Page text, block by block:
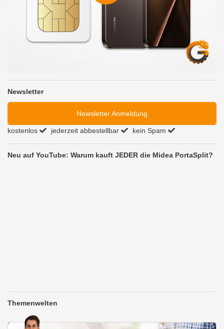
Newsletter
Newsletter Anmeldung
kostenlos jederzeit abbestellbar kein Spam
Neu auf YouTube: Warum kauft JEDER die Midea PortaSplit?
Themenwelten